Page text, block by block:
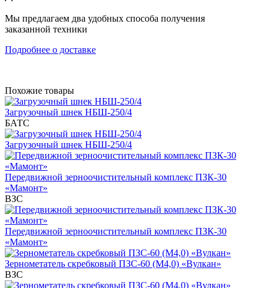
Мы предлагаем два удобных способа получения
заказанной техники
Подробнее о доставке
Похожие товары
Загрузочный шнек НБШ-250/4
БАТС
Загрузочный шнек НБШ-250/4
Передвижной зерноочистительный комплекс ПЗК-30
«Мамонт»
ВЗС
Передвижной зерноочистительный комплекс ПЗК-30
«Мамонт»
Зернометатель скребковый ПЗС-60 (М4,0) «Вулкан»
ВЗС